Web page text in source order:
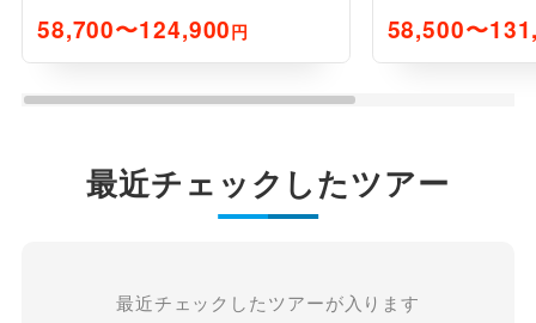
58,700〜124,900円 58,500〜
最近チェックしたツアー
最近チェックしたツアーが入ります